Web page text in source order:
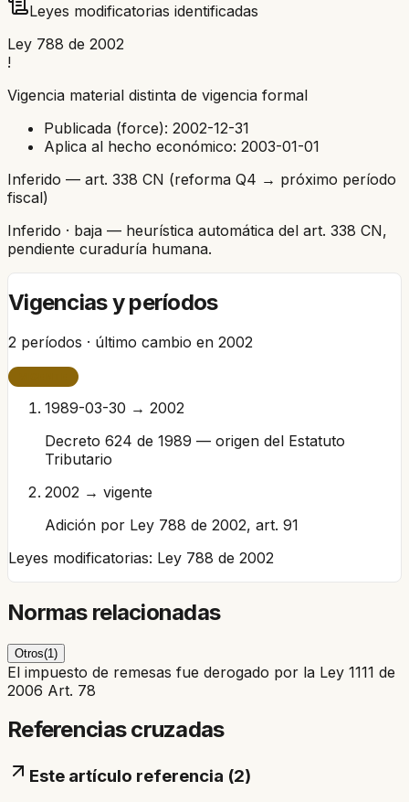
Leyes modificatorias identificadas
Ley 788 de 2002
!
Vigencia material distinta de vigencia formal
Publicada (force): 2002-12-31
Aplica al hecho económico: 2003-01-01
Inferido — art. 338 CN (reforma Q4 → próximo período
fiscal)
Inferido · baja — heurística automática del art. 338 CN,
pendiente curaduría humana.
Vigencias y períodos
2 períodos · último cambio en 2002
1989-03-30 → 2002
Decreto 624 de 1989 — origen del Estatuto
Tributario
2002 → vigente
Adición por Ley 788 de 2002, art. 91
Leyes modificatorias: Ley 788 de 2002
Normas relacionadas
Otros(1)
El impuesto de remesas fue derogado por la Ley 1111 de
2006 Art. 78
Referencias cruzadas
Este artículo referencia (2)